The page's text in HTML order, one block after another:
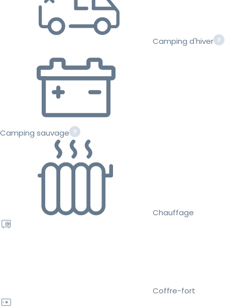
Camping d'hiver
Camping sauvage
Chauffage
Coffre-fort